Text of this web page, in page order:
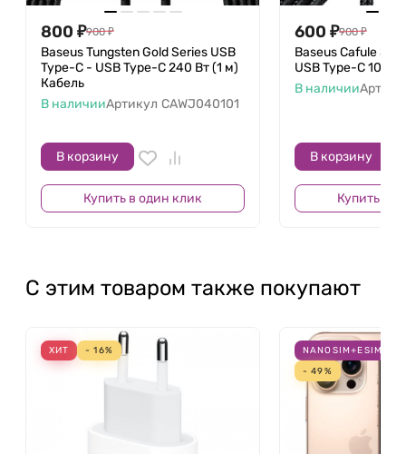
800 ₽900 ₽
Baseus Tungsten Gold Series USB
Type-C - USB Type-C 240 Вт (1 м)
Кабель
В наличииАртикул CAWJ040101
В корзину
Купить в один клик
600 ₽900 ₽
Baseus Cafule
USB Type-C 100
В наличии
В корзину
Купить в
С этим товаром также покупают
ХИТ - 16% NANOSIM+ESIM
- 49%